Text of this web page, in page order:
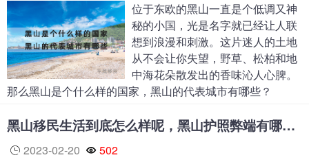
位于东欧的黑山一直是个低调又神
秘的小国，光是名字就已经让人联
想到浪漫和刺激。这片迷人的土地
从不会让你失望，野草、松柏和地
中海花朵散发出的香味沁人心脾。
那么黑山是个什么样的国家，黑山的代表城市有哪些？
黑山移民生活到底怎么样呢，黑山护照弊端有哪些？
2023-02-20
502